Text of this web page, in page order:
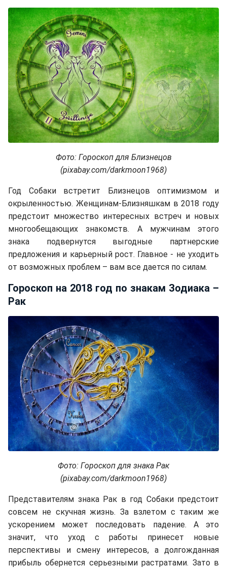
Фото: Гороскоп для Близнецов
(pixabay.com/darkmoon1968)
Год Собаки встретит Близнецов оптимизмом и
окрыленностью. Женщинам-Близняшкам в 2018 году
предстоит множество интересных встреч и новых
многообещающих знакомств. А мужчинам этого
знака подвернутся выгодные партнерские
предложения и карьерный рост. Главное - не уходить
от возможных проблем – вам все дается по силам.
Гороскоп на 2018 год по знакам Зодиака –
Рак
Фото: Гороскоп для знака Рак
(pixabay.com/darkmoon1968)
Представителям знака Рак в год Собаки предстоит
совсем не скучная жизнь. За взлетом с таким же
ускорением может последовать падение. А это
значит, что уход с работы принесет новые
перспективы и смену интересов, а долгожданная
прибыль обернется серьезными растратами. Зато в